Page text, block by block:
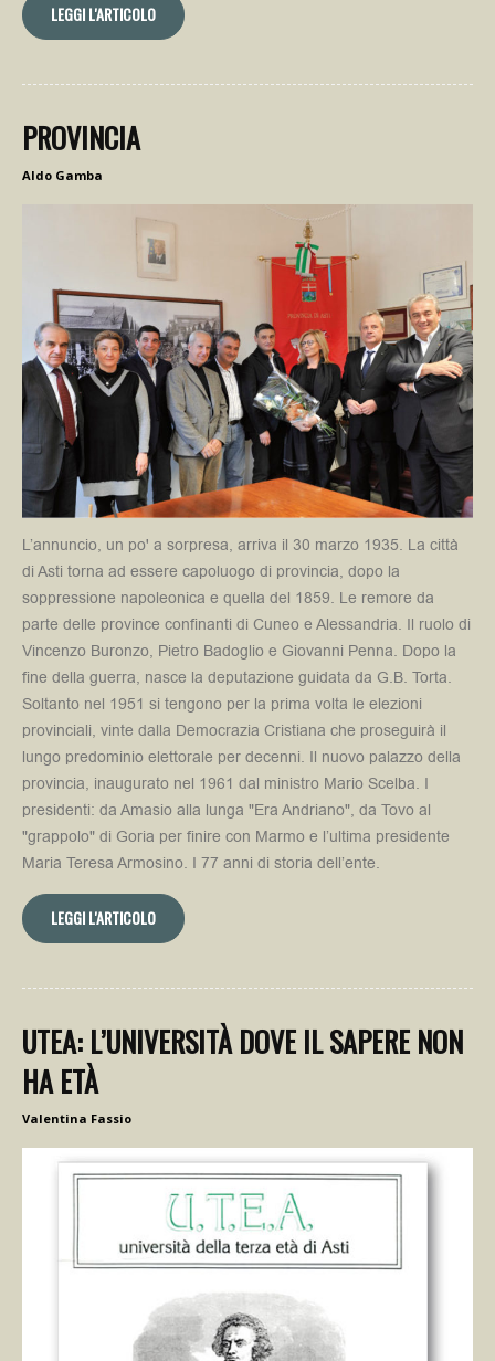
LEGGI L'ARTICOLO
PROVINCIA
Aldo Gamba
L’annuncio, un po' a sorpresa, arriva il 30 marzo 1935. La città
di Asti torna ad essere capoluogo di provincia, dopo la
soppressione napoleonica e quella del 1859. Le remore da
parte delle province confinanti di Cuneo e Alessandria. Il ruolo di
Vincenzo Buronzo, Pietro Badoglio e Giovanni Penna. Dopo la
fine della guerra, nasce la deputazione guidata da G.B. Torta.
Soltanto nel 1951 si tengono per la prima volta le elezioni
provinciali, vinte dalla Democrazia Cristiana che proseguirà il
lungo predominio elettorale per decenni. Il nuovo palazzo della
provincia, inaugurato nel 1961 dal ministro Mario Scelba. I
presidenti: da Amasio alla lunga "Era Andriano", da Tovo al
"grappolo" di Goria per finire con Marmo e l’ultima presidente
Maria Teresa Armosino. I 77 anni di storia dell’ente.
LEGGI L'ARTICOLO
UTEA: L’UNIVERSITÀ DOVE IL SAPERE NON
HA ETÀ
Valentina Fassio